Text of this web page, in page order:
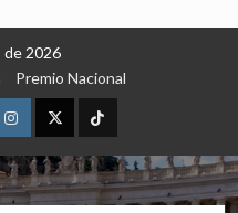
de 2026
Premio Nacional
Instagram
X TikTok